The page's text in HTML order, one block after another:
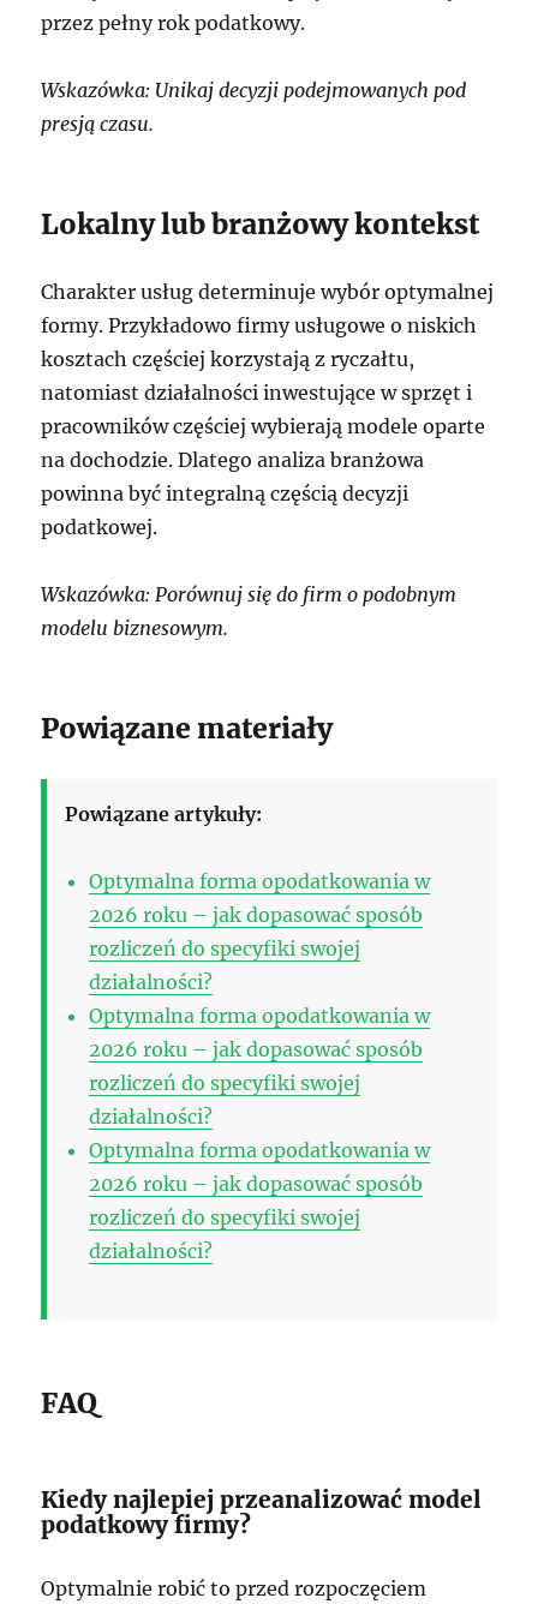
przez pełny rok podatkowy.
Wskazówka: Unikaj decyzji podejmowanych pod
presją czasu.
Lokalny lub branżowy kontekst
Charakter usług determinuje wybór optymalnej
formy. Przykładowo firmy usługowe o niskich
kosztach częściej korzystają z ryczałtu,
natomiast działalności inwestujące w sprzęt i
pracowników częściej wybierają modele oparte
na dochodzie. Dlatego analiza branżowa
powinna być integralną częścią decyzji
podatkowej.
Wskazówka: Porównuj się do firm o podobnym
modelu biznesowym.
Powiązane materiały
Powiązane artykuły:
Optymalna forma opodatkowania w
2026 roku – jak dopasować sposób
rozliczeń do specyfiki swojej
działalności?
Optymalna forma opodatkowania w
2026 roku – jak dopasować sposób
rozliczeń do specyfiki swojej
działalności?
Optymalna forma opodatkowania w
2026 roku – jak dopasować sposób
rozliczeń do specyfiki swojej
działalności?
FAQ
Kiedy najlepiej przeanalizować model
podatkowy firmy?
Optymalnie robić to przed rozpoczęciem